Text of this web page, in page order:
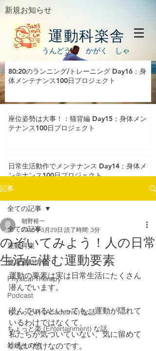
新規お知らせ
運動科楽舎
うんどう かがく しゃ
80:20のランニング/トレーニング Day16；身
体メンテナンス100日プロジェクト
座位姿勢は大事！：猫背編 Day15；身体メン
テナンス100日プロジェクト
日常生活動作でメンテナンス Day14；身体メ
ンテナンス100日プロジェクト
記事
全ての記事
運動科楽
健康運動情報
Physical Therapy
Podcast
ちょっと科 (Academic) な話
ちょっと楽 (Entertainment) な話
雑感その他
全ての記事
のぞいてみよう！人の日常
生活に潜む運動要素
朝野裕一
2018年3月29日 読了時間: 3分
運動の要素は実は日常生活にたくさん
潜んでいます。
潜んでいるといっても、運動が隠れて
いるわけではなくて、
私たちが気づいていない、気に留めて
いないだけなのです。